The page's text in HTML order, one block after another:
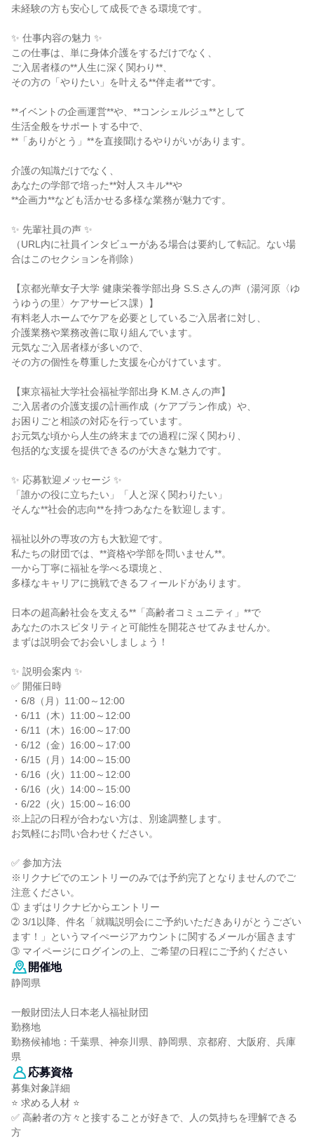
未経験の方も安心して成長できる環境です。
✨ 仕事内容の魅力 ✨
この仕事は、単に身体介護をするだけでなく、
ご入居者様の**人生に深く関わり**、
その方の「やりたい」を叶える**伴走者**です。
**イベントの企画運営**や、**コンシェルジュ**として
生活全般をサポートする中で、
**「ありがとう」**を直接聞けるやりがいがあります。
介護の知識だけでなく、
あなたの学部で培った**対人スキル**や
**企画力**なども活かせる多様な業務が魅力です。
✨ 先輩社員の声 ✨
（URL内に社員インタビューがある場合は要約して転記。ない場
合はこのセクションを削除）
【京都光華女子大学 健康栄養学部出身 S.S.さんの声（湯河原〈ゆ
うゆうの里〉ケアサービス課）】
有料老人ホームでケアを必要としているご入居者に対し、
介護業務や業務改善に取り組んでいます。
元気なご入居者様が多いので、
その方の個性を尊重した支援を心がけています。
【東京福祉大学社会福祉学部出身 K.M.さんの声】
ご入居者の介護支援の計画作成（ケアプラン作成）や、
お困りごと相談の対応を行っています。
お元気な頃から人生の終末までの過程に深く関わり、
包括的な支援を提供できるのが大きな魅力です。
✨ 応募歓迎メッセージ ✨
「誰かの役に立ちたい」「人と深く関わりたい」
そんな**社会的志向**を持つあなたを歓迎します。
福祉以外の専攻の方も大歓迎です。
私たちの財団では、**資格や学部を問いません**。
一から丁寧に福祉を学べる環境と、
多様なキャリアに挑戦できるフィールドがあります。
日本の超高齢社会を支える**「高齢者コミュニティ」**で
あなたのホスピタリティと可能性を開花させてみませんか。
まずは説明会でお会いしましょう！
✨ 説明会案内 ✨
✅ 開催日時
・6/8（月）11:00～12:00
・6/11（木）11:00～12:00
・6/11（木）16:00～17:00
・6/12（金）16:00～17:00
・6/15（月）14:00～15:00
・6/16（火）11:00～12:00
・6/16（火）14:00～15:00
・6/22（火）15:00～16:00
※上記の日程が合わない方は、別途調整します。
お気軽にお問い合わせください。
✅ 参加方法
※リクナビでのエントリーのみでは予約完了となりませんのでご
注意ください。
➀ まずはリクナビからエントリー
➁ 3/1以降、件名「就職説明会にご予約いただきありがとうござい
ます！」というマイぺージアカウントに関するメールが届きます
➂ マイページにログインの上、ご希望の日程にご予約ください
開催地
静岡県
一般財団法人日本老人福祉財団
勤務地
勤務候補地：千葉県、神奈川県、静岡県、京都府、大阪府、兵庫
県
応募資格
募集対象詳細
⭐ 求める人材 ⭐
✅ 高齢者の方々と接することが好きで、人の気持ちを理解できる
方